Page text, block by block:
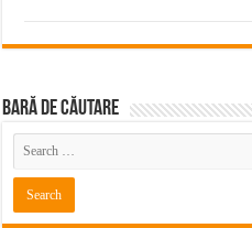
BARĂ DE CĂUTARE